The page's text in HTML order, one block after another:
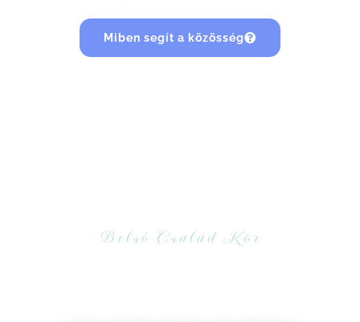
Miben segít a közösség
Belső Család Kör